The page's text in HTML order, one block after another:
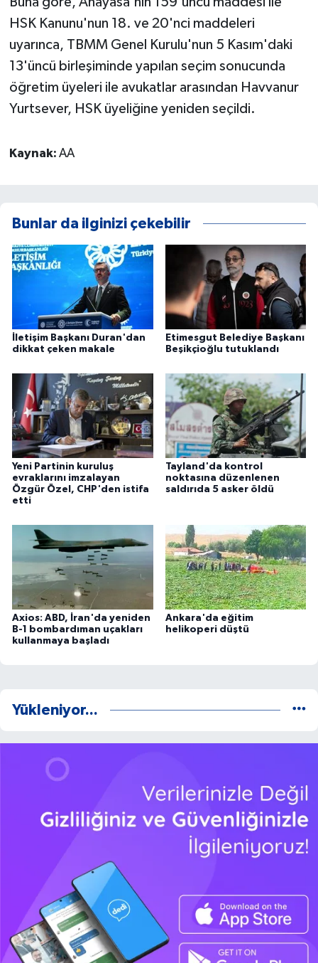
HSK Kanunu'nun 18. ve 20'nci maddeleri
uyarınca, TBMM Genel Kurulu'nun 5 Kasım'daki
13'üncü birleşiminde yapılan seçim sonucunda
öğretim üyeleri ile avukatlar arasından Havvanur
Yurtsever, HSK üyeliğine yeniden seçildi.
Kaynak: AA
Bunlar da ilginizi çekebilir
İletişim Başkanı Duran'dan
dikkat çeken makale
Etimesgut Belediye Başkanı
Beşikçioğlu tutuklandı
Yeni Partinin kuruluş
evraklarını imzalayan
Özgür Özel, CHP'den istifa
etti
Tayland'da kontrol
noktasına düzenlenen
saldırıda 5 asker öldü
Axios: ABD, İran'da yeniden
B-1 bombardıman uçakları
kullanmaya başladı
Ankara'da eğitim
helikoperi düştü
Yükleniyor...